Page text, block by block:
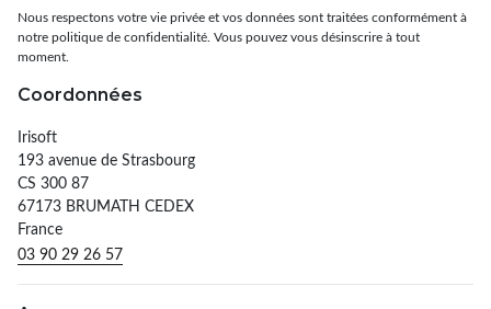
Nous respectons votre vie privée et vos données sont traitées conformément à
notre politique de confidentialité. Vous pouvez vous désinscrire à tout
moment.
Coordonnées
Irisoft
193 avenue de Strasbourg
CS 300 87
67173 BRUMATH CEDEX
France
03 90 29 26 57